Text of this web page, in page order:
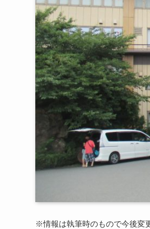
※情報は執筆時のもので今後変